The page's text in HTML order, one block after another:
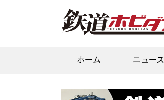
ホーム ニュース